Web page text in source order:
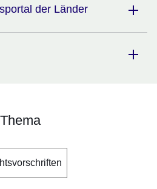
der Länder